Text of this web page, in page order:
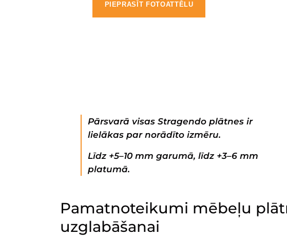
PIEPRASĪT FOTOATTĒLU
Pārsvarā visas Stragendo plātnes ir
lielākas par norādīto izmēru.
Līdz +5–10 mm garumā, līdz +3–6 mm
platumā.
Pamatnoteikumi mēbeļu
uzglabāšanai